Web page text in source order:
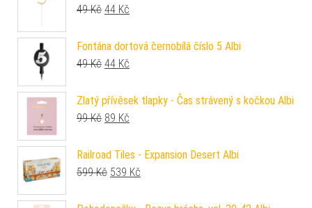
49Kč Původní cena byla: 49 Kč.
44 Kč
Fontána dortová černobílá číslo 5 Albi
49Kč Původní cena byla: 49 Kč.
44 Kč
Zlatý přívěsek tlapky - Čas strávený s kočkou Albi
99Kč Původní cena byla: 99 Kč.
89 Kč
Railroad Tiles - Expansion Desert Albi
599Kč Původní cena byla: 599 Kč.
539 Kč